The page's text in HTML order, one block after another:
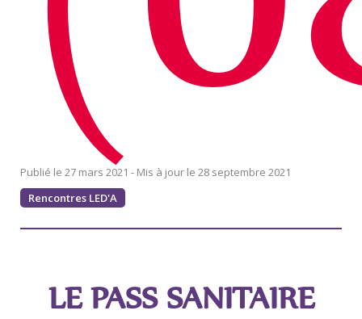
27 mars 2021
28 septembre 2021
Rencontres LED'A
LE PASS SANITAIRE